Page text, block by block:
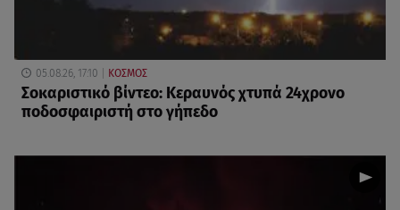
05.08.26, 17:10 ΚΟΣΜΟΣ
Σοκαριστικό βίντεο: Κεραυνός χτυπά 24χρονο
ποδοσφαιριστή στο γήπεδο